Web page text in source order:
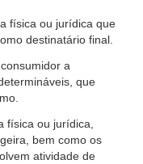
física ou jurídica que
destinatário final.
a
que
física ou jurídica,
bem como os
atividade de